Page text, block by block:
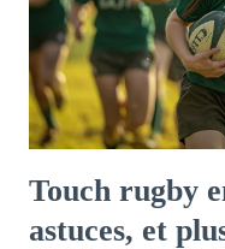
Touch rugby
astuces, et